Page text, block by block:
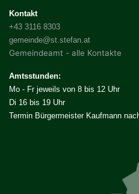
Kontakt
+43 3116 8303
gemeinde@st.stefan.at
Gemeindeamt - alle Kontakte
Amtsstunden:
Mo - Fr jeweils von 8 bis 12 Uhr
Di 16 bis 19 Uhr
Termin Bürgermeister Kaufmann